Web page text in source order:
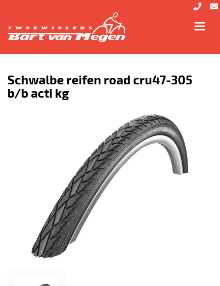
Schwalbe reifen road cru47-305
b/b acti kg